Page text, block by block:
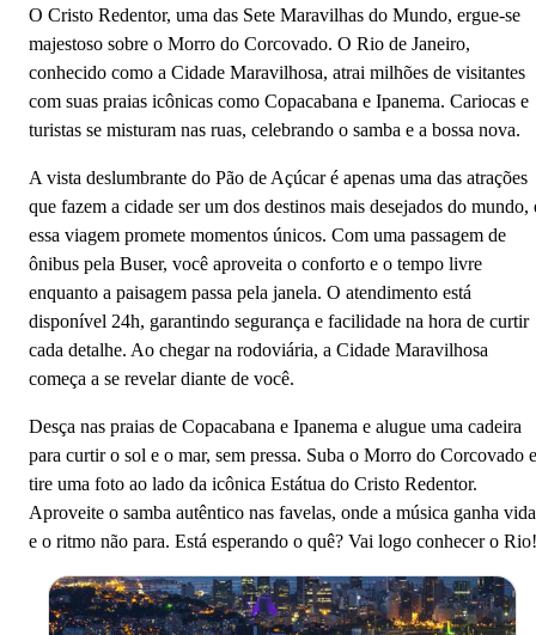
O Cristo Redentor, uma das Sete Maravilhas do Mundo, ergue-se
majestoso sobre o Morro do Corcovado. O Rio de Janeiro,
conhecido como a Cidade Maravilhosa, atrai milhões de visitantes
com suas praias icônicas como Copacabana e Ipanema. Cariocas e
turistas se misturam nas ruas, celebrando o samba e a bossa nova.
A vista deslumbrante do Pão de Açúcar é apenas uma das atrações
que fazem a cidade ser um dos destinos mais desejados do mundo,
essa viagem promete momentos únicos. Com uma passagem de
ônibus pela Buser, você aproveita o conforto e o tempo livre
enquanto a paisagem passa pela janela. O atendimento está
disponível 24h, garantindo segurança e facilidade na hora de curtir
cada detalhe. Ao chegar na rodoviária, a Cidade Maravilhosa
começa a se revelar diante de você.
Desça nas praias de Copacabana e Ipanema e alugue uma cadeira
para curtir o sol e o mar, sem pressa. Suba o Morro do Corcovado e
tire uma foto ao lado da icônica Estátua do Cristo Redentor.
Aproveite o samba autêntico nas favelas, onde a música ganha vida
e o ritmo não para. Está esperando o quê? Vai logo conhecer o Rio!